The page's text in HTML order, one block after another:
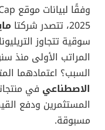
2025، تتصدر شركتا
سوقية تتجاوز
المراتب الأولى منذ
السبب؟ اعتمادهما
الاصطناعي في
المستثمرين ودفع
مسبوقة.